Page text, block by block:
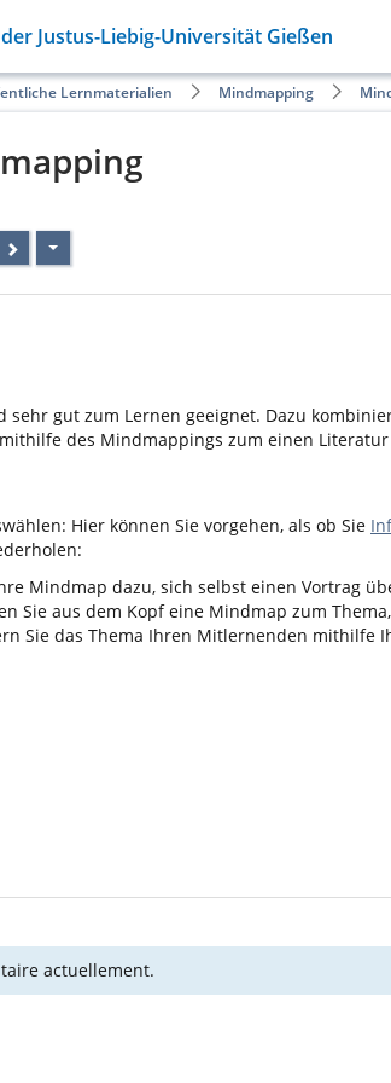
der Justus-Liebig-Universität Gießen
Lernmaterialien Mindmapping
sehr gut zum Lernen geeignet. Dazu
des Mindmappings zum einen
Hier können Sie vorgehen, als ob Sie
Mindmap dazu, sich selbst einen Vortrag
Sie aus dem Kopf eine Mindmap zum
Sie das Thema Ihren Mitlernenden mithilfe
actuellement.